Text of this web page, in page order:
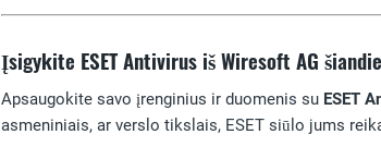
Įsigykite ESET Antivirus iš Wiresoft AG
Apsaugokite savo įrenginius ir duomenis su ESET
asmeniniais, ar verslo tikslais, ESET siūlo jums